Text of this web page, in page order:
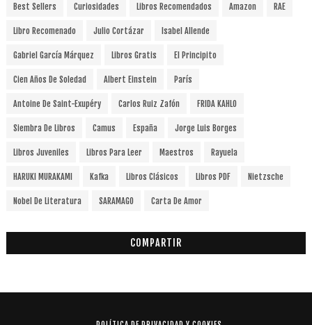
Best Sellers Curiosidades Libros Recomendados Amazon RAE
Libro Recomenado Julio Cortázar Isabel Allende
Gabriel García Márquez Libros Gratis El Principito
Cien Años De Soledad Albert Einstein París
Antoine De Saint-Exupéry Carlos Ruiz Zafón FRIDA KAHLO
Siembra De Libros Camus España Jorge Luis Borges
Libros Juveniles Libros Para Leer Maestros Rayuela
HARUKI MURAKAMI Kafka Libros Clásicos Libros PDF Nietzsche
Nobel De Literatura SARAMAGO Carta De Amor
COMPARTIR